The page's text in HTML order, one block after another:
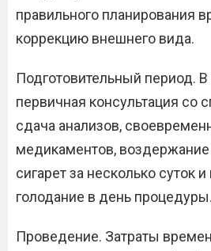
правильного планирования
коррекцию внешнего вида.
Подготовительный период. В
первичная консультация со
сдача анализов,
медикаментов, воздержание
сигарет за несколько суток
голодание в день процедуры.
Проведение. Затраты